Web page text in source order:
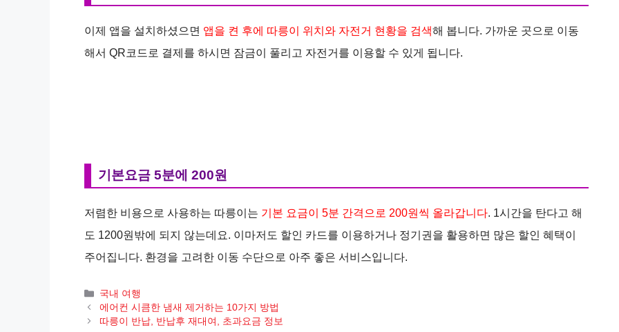
이제 앱을 설치하셨으면 앱을 켠 후에 따릉이 위치와 자전거 현황을 검색해 봅니다. 가까운 곳으로 이동
해서 QR코드로 결제를 하시면 잠금이 풀리고 자전거를 이용할 수 있게 됩니다.
기본요금 5분에 200원
저렴한 비용으로 사용하는 따릉이는 기본 요금이 5분 간격으로 200원씩 올라갑니다. 1시간을 탄다고 해
도 1200원밖에 되지 않는데요. 이마저도 할인 카드를 이용하거나 정기권을 활용하면 많은 할인 혜택이
주어집니다. 환경을 고려한 이동 수단으로 아주 좋은 서비스입니다.
카
테
고
국내 여행
에어컨 시큼한 냄새 제거하는 10가지 방법
따릉이 반납, 반납후 재대여, 초과요금 정보